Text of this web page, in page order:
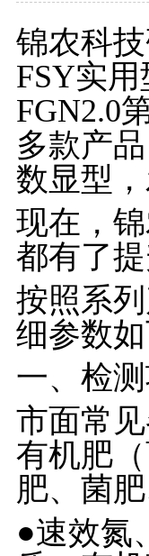
锦农科
FSY实
FGN2.0
多款产
数显型
现在，
都有了
按照系
细参数
一、检
市面常
有机肥
肥、菌
●速效氮